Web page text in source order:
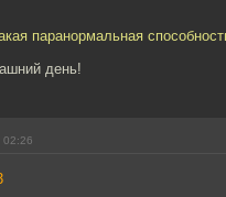
паранормальная
день!
02:26